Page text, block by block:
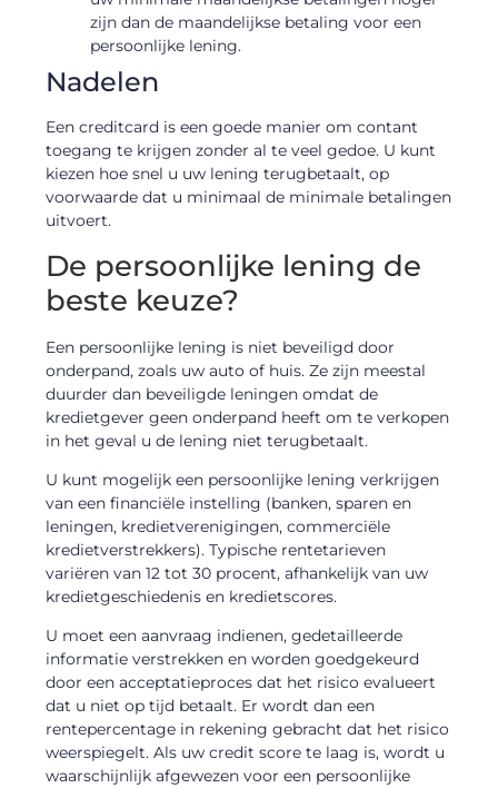
zijn dan de maandelijkse betaling voor een
persoonlijke lening.
Nadelen
Een creditcard is een goede manier om contant
toegang te krijgen zonder al te veel gedoe. U kunt
kiezen hoe snel u uw lening terugbetaalt, op
voorwaarde dat u minimaal de minimale betalingen
uitvoert.
De persoonlijke lening de
beste keuze?
Een persoonlijke lening is niet beveiligd door
onderpand, zoals uw auto of huis. Ze zijn meestal
duurder dan beveiligde leningen omdat de
kredietgever geen onderpand heeft om te verkopen
in het geval u de lening niet terugbetaalt.
U kunt mogelijk een persoonlijke lening verkrijgen
van een financiële instelling (banken, sparen en
leningen, kredietverenigingen, commerciële
kredietverstrekkers). Typische rentetarieven
variëren van 12 tot 30 procent, afhankelijk van uw
kredietgeschiedenis en kredietscores.
U moet een aanvraag indienen, gedetailleerde
informatie verstrekken en worden goedgekeurd
door een acceptatieproces dat het risico evalueert
dat u niet op tijd betaalt. Er wordt dan een
rentepercentage in rekening gebracht dat het risico
weerspiegelt. Als uw credit score te laag is, wordt u
waarschijnlijk afgewezen voor een persoonlijke